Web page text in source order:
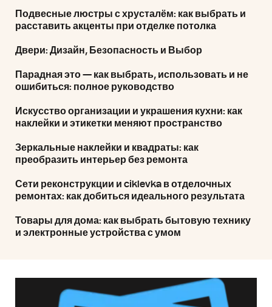
Подвесные люстры с хрусталём: как выбрать и
расставить акценты при отделке потолка
Двери: Дизайн, Безопасность и Выбор
Парадная это — как выбрать, использовать и не
ошибиться: полное руководство
Искусство организации и украшения кухни: как
наклейки и этикетки меняют пространство
Зеркальные наклейки и квадраты: как
преобразить интерьер без ремонта
Сети реконструкции и ciklevka в отделочных
ремонтах: как добиться идеального результата
Товары для дома: как выбрать бытовую технику
и электронные устройства с умом